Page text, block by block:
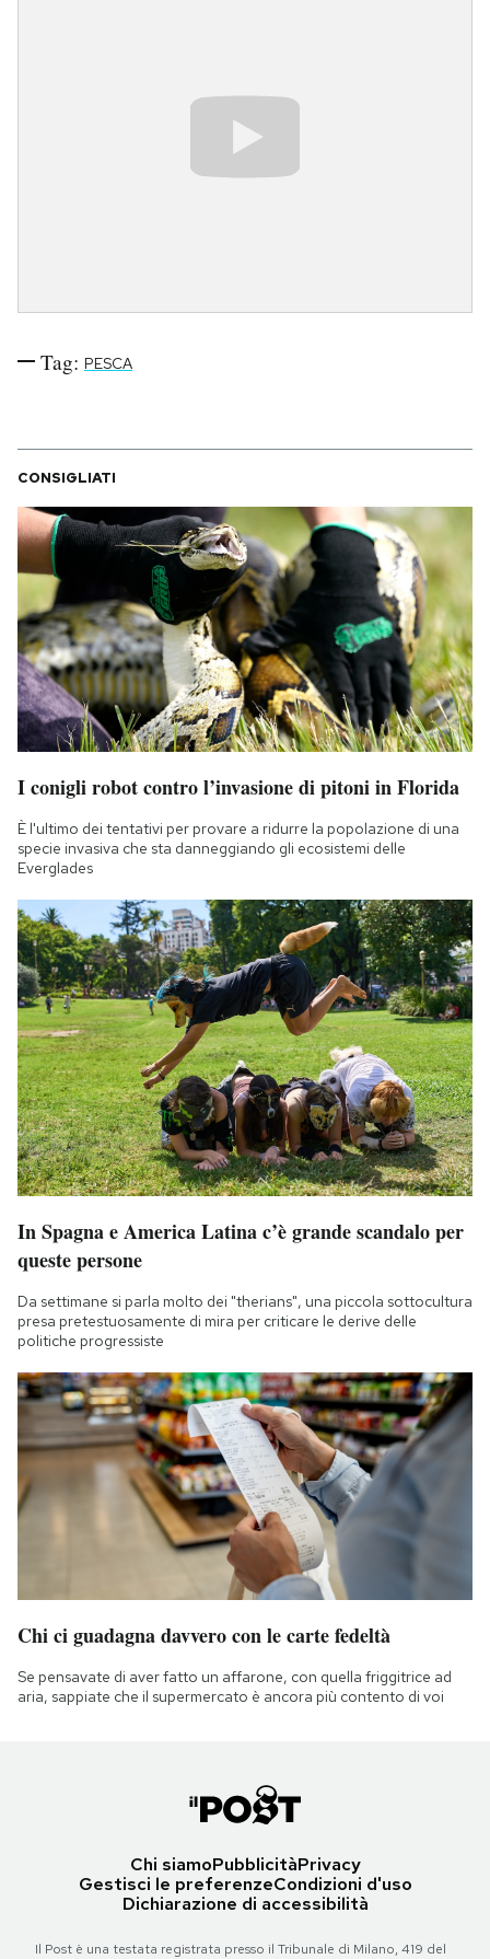
Tag: PESCA
CONSIGLIATI
I conigli robot contro l’invasione di pitoni in Florida
È l'ultimo dei tentativi per provare a ridurre la popolazione di una
specie invasiva che sta danneggiando gli ecosistemi delle
Everglades
In Spagna e America Latina c’è grande scandalo per
queste persone
Da settimane si parla molto dei "therians", una piccola sottocultura
presa pretestuosamente di mira per criticare le derive delle
politiche progressiste
Chi ci guadagna davvero con le carte fedeltà
Se pensavate di aver fatto un affarone, con quella friggitrice ad
aria, sappiate che il supermercato è ancora più contento di voi
Chi siamoPubblicitàPrivacy
Gestisci le preferenzeCondizioni d'uso
Dichiarazione di accessibilità
Il Post è una testata registrata presso il Tribunale di Milano, 419 del